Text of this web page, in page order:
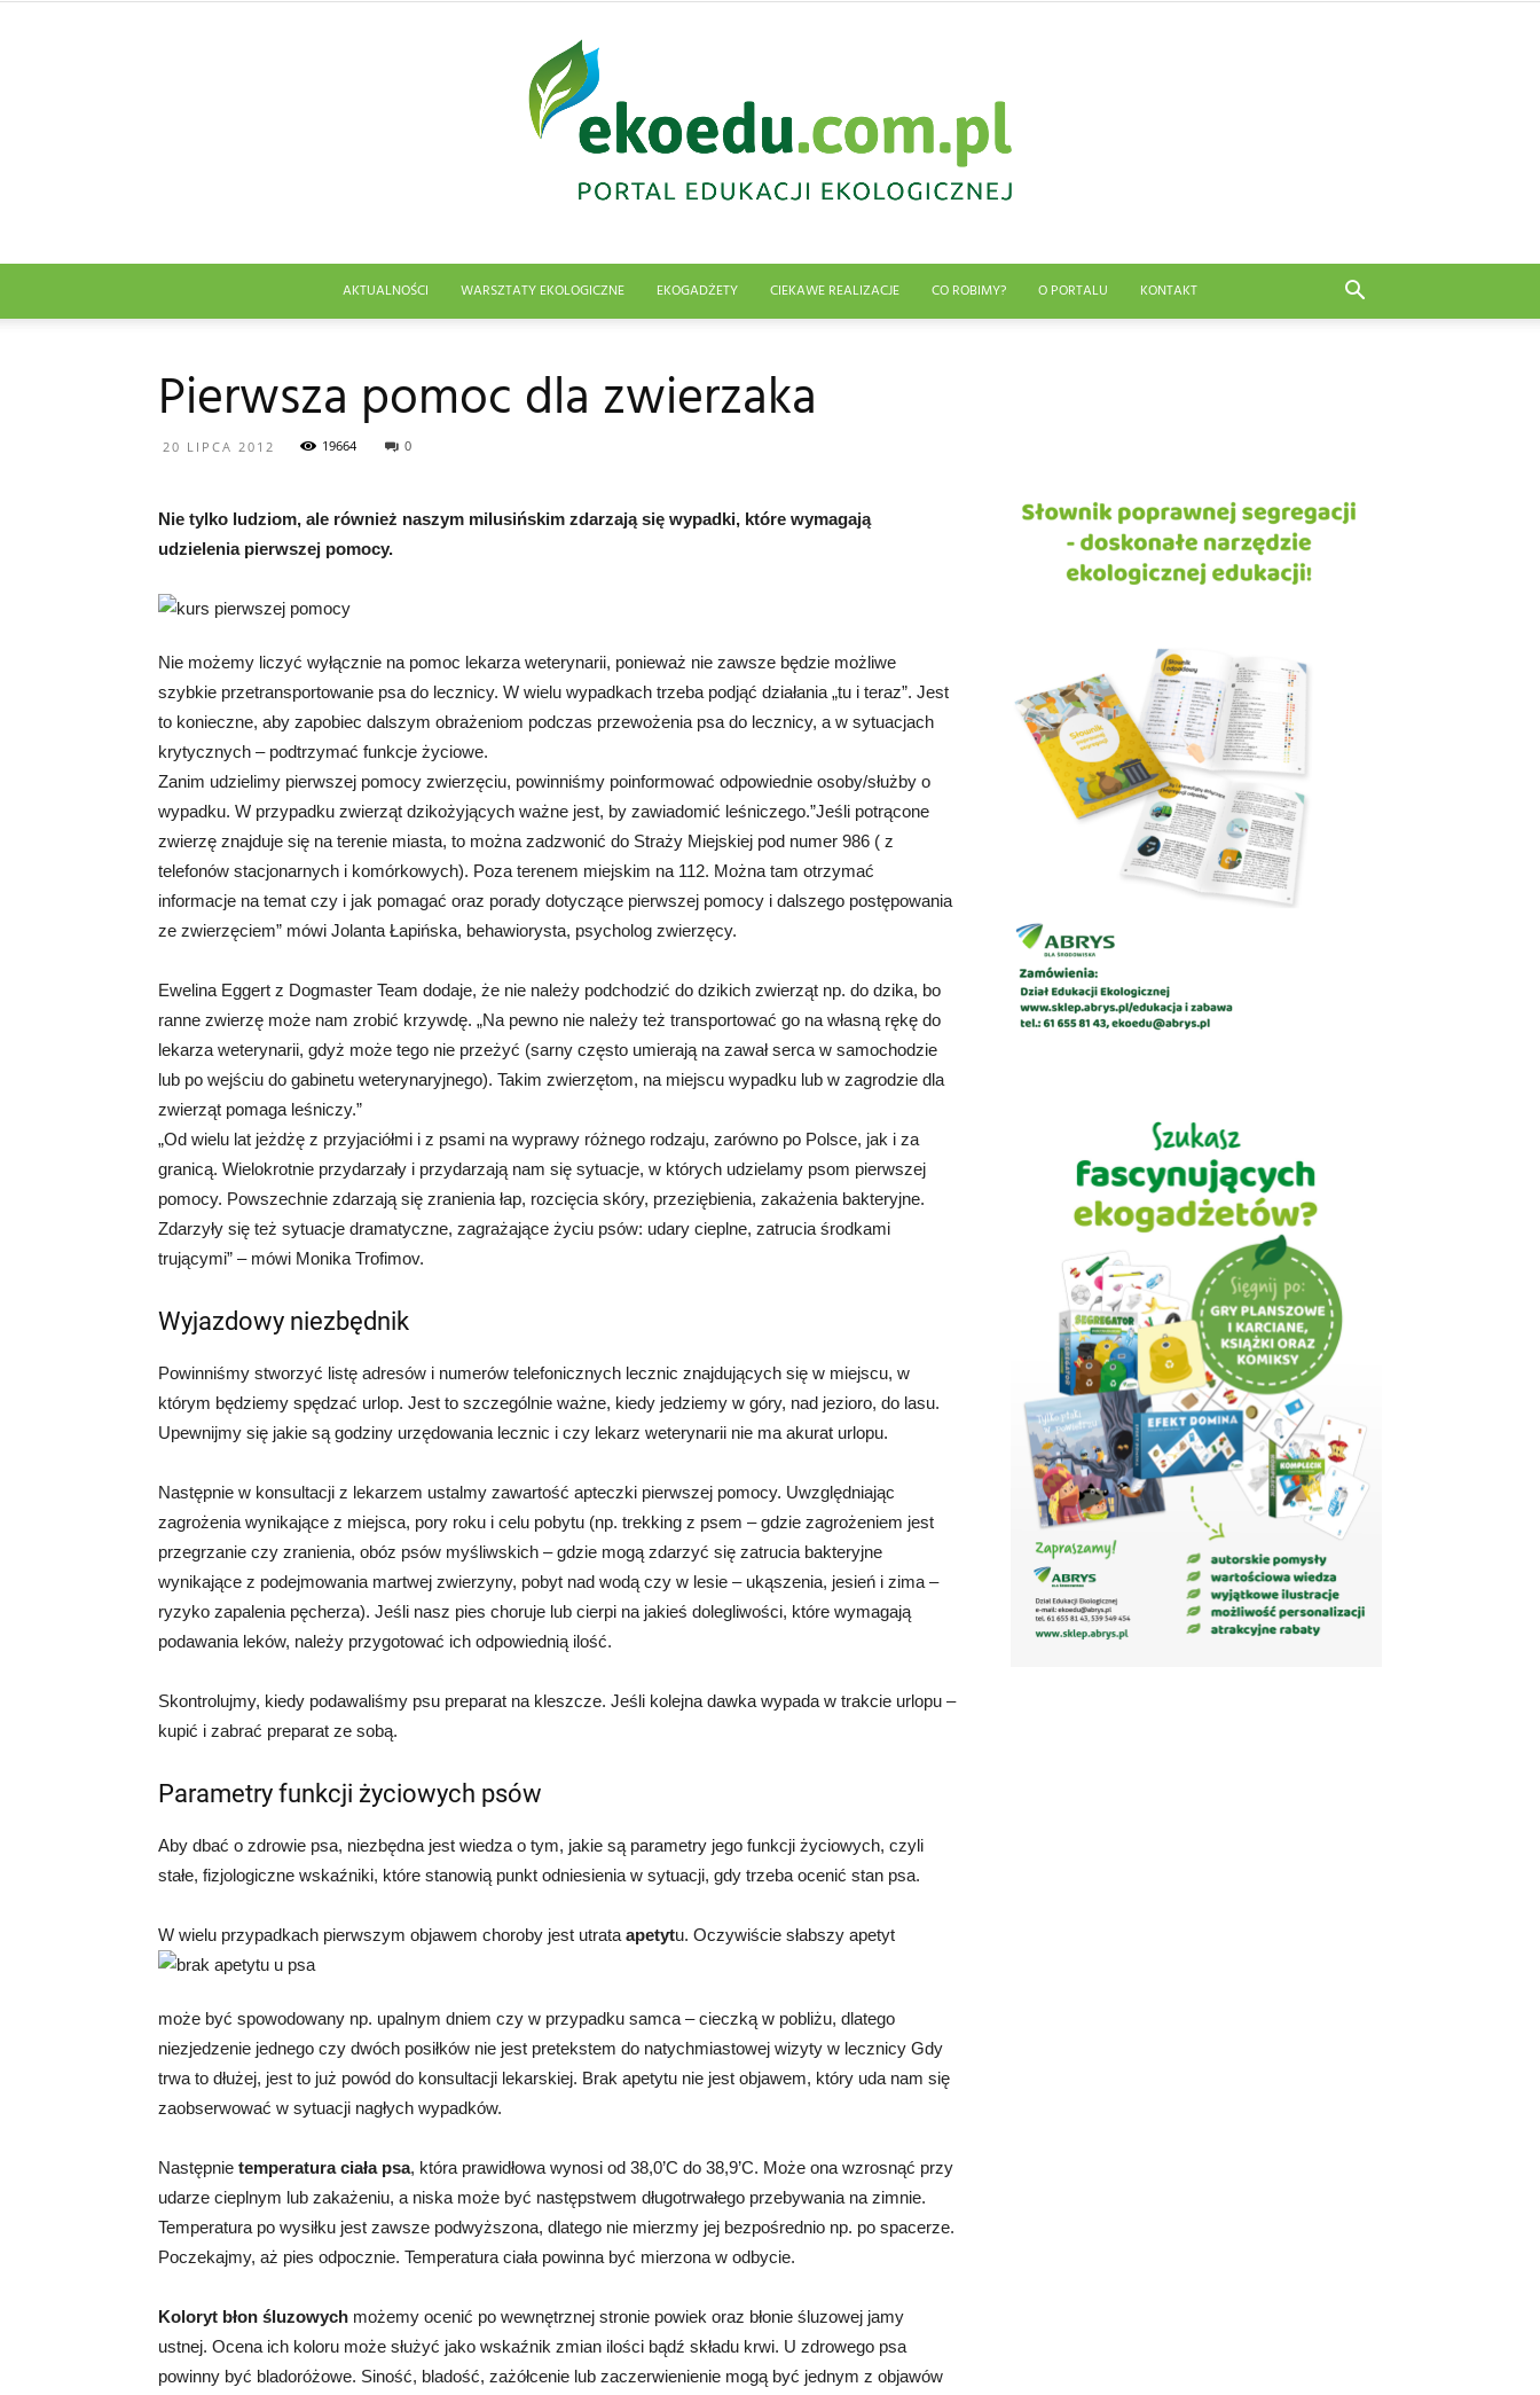
AKTUALNOŚCI WARSZTATY EKOLOGICZNE EKOGADŻETY CIEKAWE REALIZACJE CO ROBIMY? O PORTALU KONTAKT
Pierwsza pomoc dla zwierzaka
20 LIPCA 2012 19664 0
Nie tylko ludziom, ale również naszym milusińskim zdarzają się wypadki, które wymagają
udzielenia pierwszej pomocy.
Nie możemy liczyć wyłącznie na pomoc lekarza weterynarii, ponieważ nie zawsze będzie możliwe
szybkie przetransportowanie psa do lecznicy. W wielu wypadkach trzeba podjąć działania „tu i teraz”. Jest
to konieczne, aby zapobiec dalszym obrażeniom podczas przewożenia psa do lecznicy, a w sytuacjach
krytycznych – podtrzymać funkcje życiowe.
Zanim udzielimy pierwszej pomocy zwierzęciu, powinniśmy poinformować odpowiednie osoby/służby o
wypadku. W przypadku zwierząt dzikożyjących ważne jest, by zawiadomić leśniczego.”Jeśli potrącone
zwierzę znajduje się na terenie miasta, to można zadzwonić do Straży Miejskiej pod numer 986 ( z
telefonów stacjonarnych i komórkowych). Poza terenem miejskim na 112. Można tam otrzymać
informacje na temat czy i jak pomagać oraz porady dotyczące pierwszej pomocy i dalszego postępowania
ze zwierzęciem” mówi Jolanta Łapińska, behawiorysta, psycholog zwierzęcy.
Ewelina Eggert z Dogmaster Team dodaje, że nie należy podchodzić do dzikich zwierząt np. do dzika, bo
ranne zwierzę może nam zrobić krzywdę. „Na pewno nie należy też transportować go na własną rękę do
lekarza weterynarii, gdyż może tego nie przeżyć (sarny często umierają na zawał serca w samochodzie
lub po wejściu do gabinetu weterynaryjnego). Takim zwierzętom, na miejscu wypadku lub w zagrodzie dla
zwierząt pomaga leśniczy.”
„Od wielu lat jeżdżę z przyjaciółmi i z psami na wyprawy różnego rodzaju, zarówno po Polsce, jak i za
granicą. Wielokrotnie przydarzały i przydarzają nam się sytuacje, w których udzielamy psom pierwszej
pomocy. Powszechnie zdarzają się zranienia łap, rozcięcia skóry, przeziębienia, zakażenia bakteryjne.
Zdarzyły się też sytuacje dramatyczne, zagrażające życiu psów: udary cieplne, zatrucia środkami
trującymi” – mówi Monika Trofimov.
Wyjazdowy niezbędnik
Powinniśmy stworzyć listę adresów i numerów telefonicznych lecznic znajdujących się w miejscu, w
którym będziemy spędzać urlop. Jest to szczególnie ważne, kiedy jedziemy w góry, nad jezioro, do lasu.
Upewnijmy się jakie są godziny urzędowania lecznic i czy lekarz weterynarii nie ma akurat urlopu.
Następnie w konsultacji z lekarzem ustalmy zawartość apteczki pierwszej pomocy. Uwzględniając
zagrożenia wynikające z miejsca, pory roku i celu pobytu (np. trekking z psem – gdzie zagrożeniem jest
przegrzanie czy zranienia, obóz psów myśliwskich – gdzie mogą zdarzyć się zatrucia bakteryjne
wynikające z podejmowania martwej zwierzyny, pobyt nad wodą czy w lesie – ukąszenia, jesień i zima –
ryzyko zapalenia pęcherza). Jeśli nasz pies choruje lub cierpi na jakieś dolegliwości, które wymagają
podawania leków, należy przygotować ich odpowiednią ilość.
Skontrolujmy, kiedy podawaliśmy psu preparat na kleszcze. Jeśli kolejna dawka wypada w trakcie urlopu –
kupić i zabrać preparat ze sobą.
Parametry funkcji życiowych psów
Aby dbać o zdrowie psa, niezbędna jest wiedza o tym, jakie są parametry jego funkcji życiowych, czyli
stałe, fizjologiczne wskaźniki, które stanowią punkt odniesienia w sytuacji, gdy trzeba ocenić stan psa.
W wielu przypadkach pierwszym objawem choroby jest utrata apetytu. Oczywiście słabszy apetyt
może być spowodowany np. upalnym dniem czy w przypadku samca – cieczką w pobliżu, dlatego
niezjedzenie jednego czy dwóch posiłków nie jest pretekstem do natychmiastowej wizyty w lecznicy Gdy
trwa to dłużej, jest to już powód do konsultacji lekarskiej. Brak apetytu nie jest objawem, który uda nam się
zaobserwować w sytuacji nagłych wypadków.
Następnie temperatura ciała psa, która prawidłowa wynosi od 38,0’C do 38,9’C. Może ona wzrosnąć przy
udarze cieplnym lub zakażeniu, a niska może być następstwem długotrwałego przebywania na zimnie.
Temperatura po wysiłku jest zawsze podwyższona, dlatego nie mierzmy jej bezpośrednio np. po spacerze.
Poczekajmy, aż pies odpocznie. Temperatura ciała powinna być mierzona w odbycie.
Koloryt błon śluzowych możemy ocenić po wewnętrznej stronie powiek oraz błonie śluzowej jamy
ustnej. Ocena ich koloru może służyć jako wskaźnik zmian ilości bądź składu krwi. U zdrowego psa
powinny być bladoróżowe. Siność, bladość, zażółcenie lub zaczerwienienie mogą być jednym z objawów